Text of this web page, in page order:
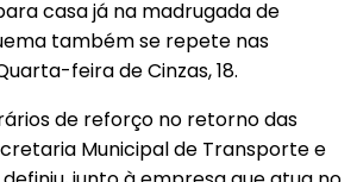
casa já na madrugada de
também se repete nas
feira de Cinzas, 18.
de reforço no retorno das
Municipal de Transporte e